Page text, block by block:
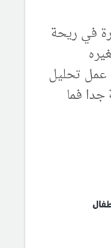
فترة في ريحة
عمل تحليل
فما